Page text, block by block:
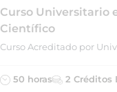
Curso Universitario
Científico
Curso Acreditado por
50 horas 2 Créditos